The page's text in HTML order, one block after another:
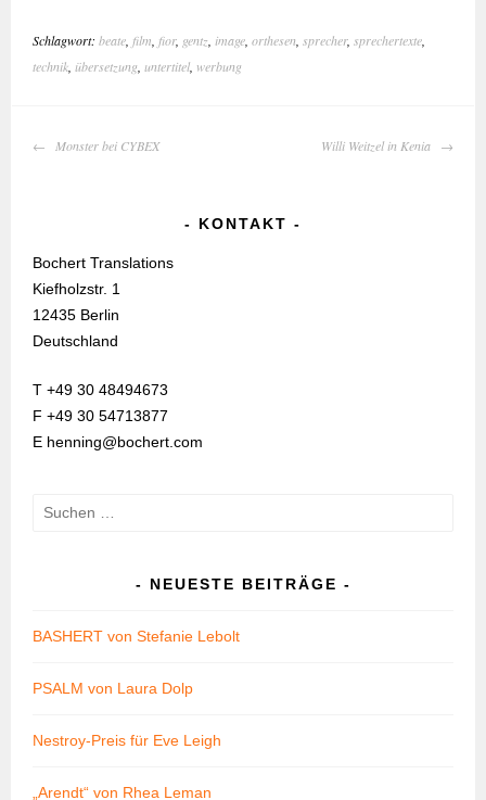
Schlagwort:beate film fior, gentz ,image ,orthesen ,sprecher,sprechertexte
technik ,übersetzung ,untertitel werbung
BEITRAGS-
Monster bei CYBEX Willi Weitzel in Kenia
KONTAKT
Bochert Translations
Kiefholzstr. 1
12435 Berlin
Deutschland
T +49 30 48494673
F +49 30 54713877
E henning@bochert.com
Suchen
NEUESTE BEITRÄGE
BASHERT von Stefanie Lebolt
PSALM von Laura Dolp
Nestroy-Preis für Eve Leigh
„Arendt“ von Rhea Leman